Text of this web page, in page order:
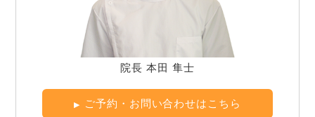
院長 本田 隼士
ご予約・お問い合わせはこちら